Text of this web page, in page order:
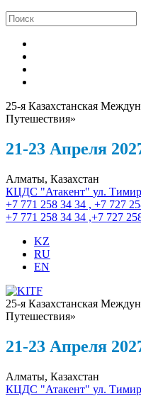
25-я Казахстанская
Путешествия»
21-23 Апреля
Алматы, Казахстан
КЦДС "Атакент" ул.
+7 771 258 34 34 , +7 727
+7 771 258 34 34 ,+7 727
KZ
RU
EN
25-я Казахстанская
Путешествия»
21-23 Апреля
Алматы, Казахстан
КЦДС "Атакент" ул.